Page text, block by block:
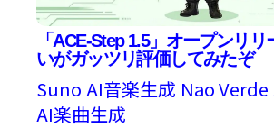
「ACE-Step 1.5」オープンリ
いがガッツリ評価してみたぞ
Suno AI音楽生成 Nao Verde
AI楽曲生成